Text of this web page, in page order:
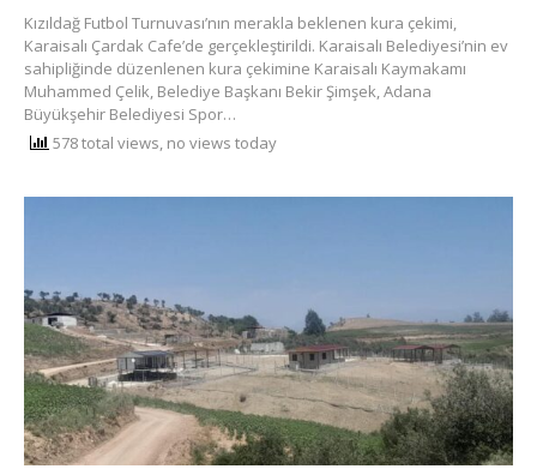
Kızıldağ Futbol Turnuvası’nın merakla beklenen kura çekimi,
Karaisalı Çardak Cafe’de gerçekleştirildi. Karaisalı Belediyesi’nin ev
sahipliğinde düzenlenen kura çekimine Karaisalı Kaymakamı
Muhammed Çelik, Belediye Başkanı Bekir Şimşek, Adana
Büyükşehir Belediyesi Spor…
578 total views, no views today